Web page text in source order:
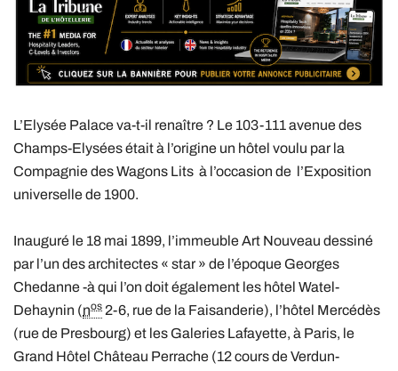
L’Elysée Palace va-t-il renaître ? Le 103-111 avenue des
Champs-Elysées était à l’origine un hôtel voulu par la
Compagnie des Wagons Lits à l’occasion de l’Exposition
universelle de 1900.
Inauguré le 18 mai 1899, l’immeuble Art Nouveau dessiné
par l’un des architectes « star » de l’époque Georges
Chedanne -à qui l’on doit également les hôtel Watel-
Dehaynin (nos 2-6, rue de la Faisanderie), l’hôtel Mercédès
(rue de Presbourg) et les Galeries Lafayette, à Paris, le
Grand Hôtel Château Perrache (12 cours de Verdun-